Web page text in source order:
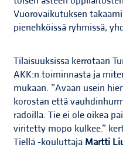
Vuorovaikutuksen
pienehköissä ryhmissä,
Tilaisuuksissa kerrotaan
AKK:n toiminnasta ja
mukaan. ”Avaan usein
korostan että
radoilla. Tie ei ole oikea
viritetty mopo kulkee.”
Tiellä -kouluttaja Martti